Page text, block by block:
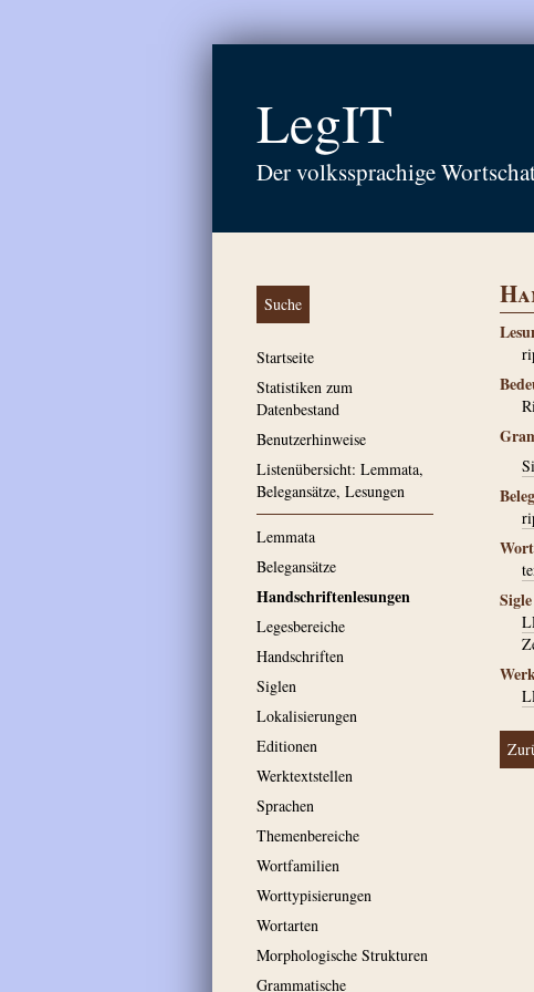
LegIT
Der volkssprachige
Suche
Startseite
Statistiken zum
Datenbestand
Benutzerhinweise
Listenübersicht: Lemmata,
Belegansätze, Lesungen
Lemmata
Belegansätze
Handschriftenlesungen
Legesbereiche
Handschriften
Siglen
Lokalisierungen
Editionen
Werktextstellen
Sprachen
Themenbereiche
Wortfamilien
Worttypisierungen
Wortarten
Morphologische Strukturen
Grammatische
Sigle